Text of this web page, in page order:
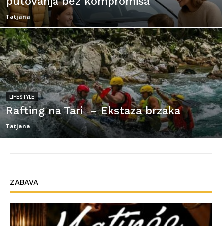
Tatjana
LIFESTYLE
Rafting na Tari – Ekstaza brzaka
Tatjana
ZABAVA